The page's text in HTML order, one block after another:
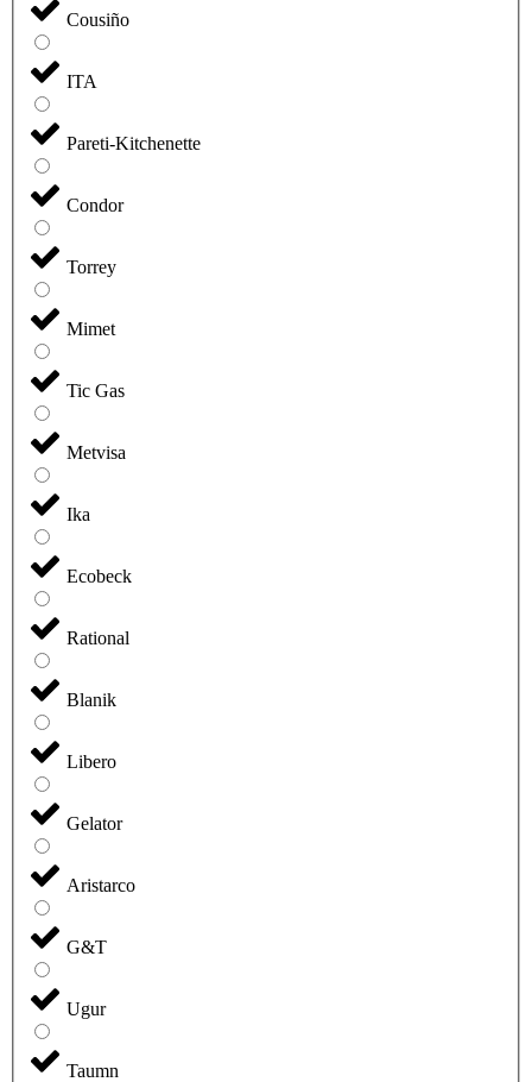
Cousiño
ITA
Pareti-Kitchenette
Condor
Torrey
Mimet
Tic Gas
Metvisa
Ika
Ecobeck
Rational
Blanik
Libero
Gelator
Aristarco
G&T
Ugur
Taumn